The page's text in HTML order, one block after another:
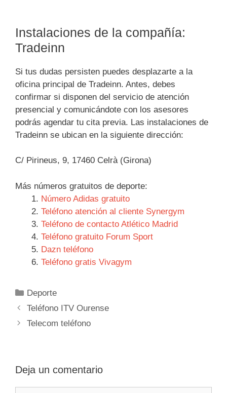
Instalaciones de la compañía:
Tradeinn
Si tus dudas persisten puedes desplazarte a la
oficina principal de Tradeinn. Antes, debes
confirmar si disponen del servicio de atención
presencial y comunicándote con los asesores
podrás agendar tu cita previa. Las instalaciones de
Tradeinn se ubican en la siguiente dirección:
C/ Pirineus, 9, 17460 Celrà (Girona)
Más números gratuitos de deporte:
Número Adidas gratuito
Teléfono atención al cliente Synergym
Teléfono de contacto Atlético Madrid
Teléfono gratuito Forum Sport
Dazn teléfono
Teléfono gratis Vivagym
Categorías
Deporte
Navegación
de
Teléfono ITV Ourense
Telecom teléfono
Deja un comentario